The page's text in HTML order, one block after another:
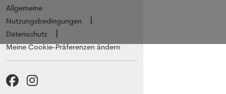
Allgemeine
Nutzungsbedingungen
Datenschutz
Meine Cookie-Präferenzen ändern